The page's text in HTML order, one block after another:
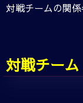
対戦チームの関
対戦チーム